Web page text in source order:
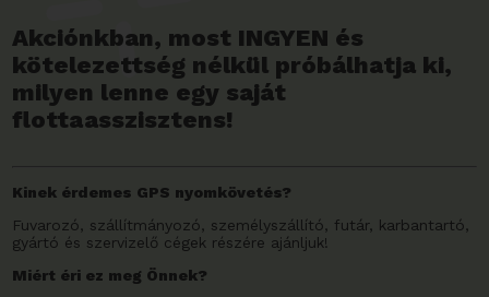
Akciónkban, most INGYEN és
kötelezettség nélkül próbálhatja ki,
milyen lenne egy saját
flottaasszisztens!
Kinek érdemes GPS nyomkövetés?
Fuvarozó, szállítmányozó, személyszállító, futár, karbantartó,
gyártó és szervizelő cégek részére ajánljuk!
Miért éri ez meg Önnek?